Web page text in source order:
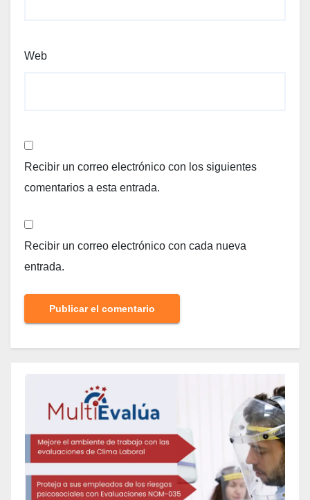
Web
Recibir un correo electrónico con los siguientes
comentarios a esta entrada.
Recibir un correo electrónico con cada nueva
entrada.